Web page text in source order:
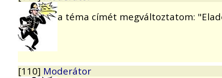
a téma címét megváltoztatom:
[110] Moderátor